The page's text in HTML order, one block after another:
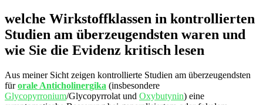
welche Wirkstoffklassen in kontrollierten
Studien am überzeugendsten waren und
wie Sie die Evidenz‌ kritisch lesen
Aus meiner Sicht zeigen kontrollierte ‍Studien am überzeugendsten
fürorale Anticholinergika (insbesondere
Glycopyrronium/Glycopyrrolat⁤ und Oxybutynin) eine